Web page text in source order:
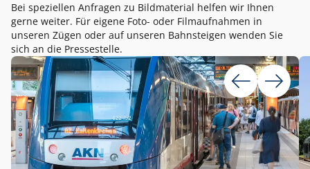
Bei speziellen Anfragen zu Bildmaterial helfen wir Ihnen
gerne weiter. Für eigene Foto- oder Filmaufnahmen in
unseren Zügen oder auf unseren Bahnsteigen wenden Sie
sich an die Pressestelle.